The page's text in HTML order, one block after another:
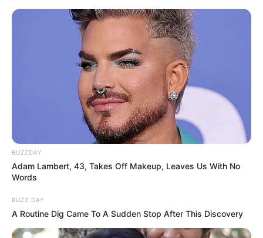
BUZZDAY
Adam Lambert, 43, Takes Off Makeup, Leaves Us With No
Words
BUZZ DAY
A Routine Dig Came To A Sudden Stop After This Discovery